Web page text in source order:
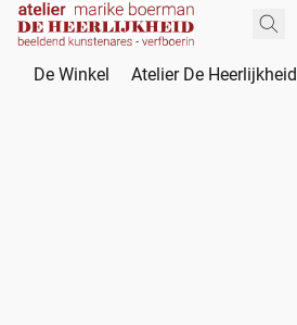
De Winkel Atelier De Heerlijkheid